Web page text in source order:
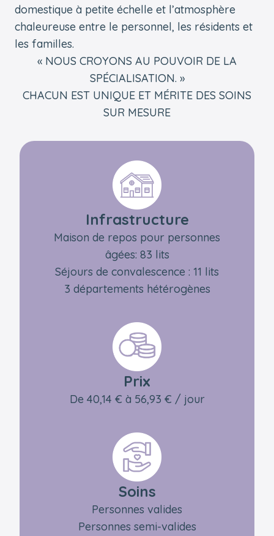
domestique à petite échelle et l’atmosphère
chaleureuse entre le personnel, les résidents et
les familles.
« NOUS CROYONS AU POUVOIR DE LA
SPÉCIALISATION. »
CHACUN EST UNIQUE ET MÉRITE DES SOINS
SUR MESURE
Infrastructure
Maison de repos pour personnes
âgées: 83 lits
Séjours de convalescence : 11 lits
3 départements hétérogènes
Prix
De 40,14 € à 56,93 € / jour
Soins
Personnes valides
Personnes semi-valides